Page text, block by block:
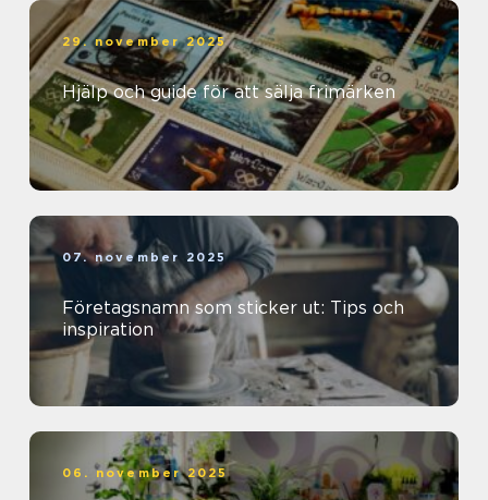
29. november 2025
Hjälp och guide för att sälja frimärken
07. november 2025
Företagsnamn som sticker ut: Tips och
inspiration
06. november 2025